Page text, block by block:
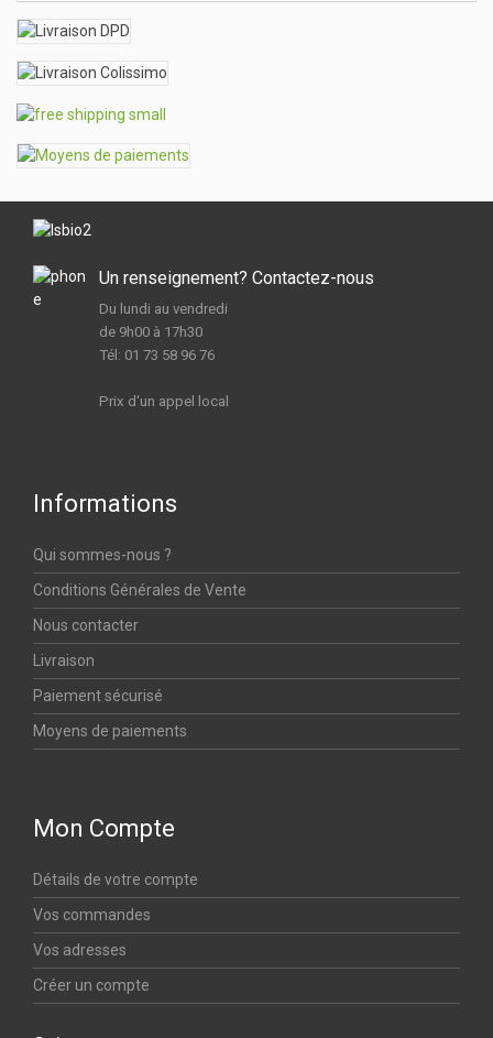
Un renseignement? Contactez-nous
Du lundi au vendredi
de 9h00 à 17h30
Tél: 01 73 58 96 76
Prix d'un appel local
Informations
Qui sommes-nous ?
Conditions Générales de Vente
Nous contacter
Livraison
Paiement sécurisé
Moyens de paiements
Mon Compte
Détails de votre compte
Vos commandes
Vos adresses
Créer un compte